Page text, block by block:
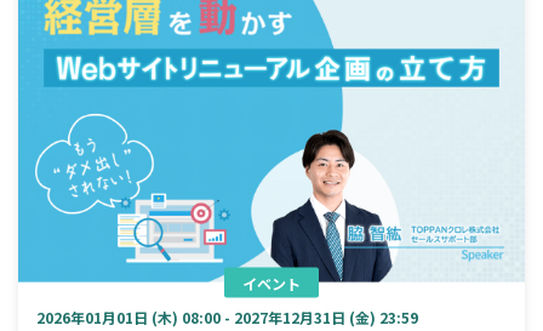
イベント
2026年01月01日 (木) 08:00 - 2027年12月31日 (金) 23:59